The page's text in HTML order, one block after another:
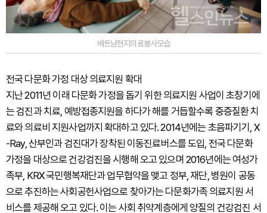
베트남현지의료봉사모습
전국 다문화 가정 대상 의료지원 확대
지난 2011년 이래 다문화 가정을 돕기 위한 의료지원 사업이 초창기에
는 검진과 치료, 예방접종지원을 하다가 해를 거듭할수록 중증질환 치
료와 의료비 지원사업까지 확대하고 있다. 2014년에는 초음파기기, X
-Ray, 산부인과 검진대가 장착된 이동진료버스를 도입, 전국 다문화
가정을 대상으로 건강검진을 시행해 오고 있으며 2016년에는 여성가
족부, KRX 국민행복재단과 업무협약을 맺고 정부, 재단, 병원이 공동
으로 추진하는 사회공헌사업으로 찾아가는 다문화가족 의료지원 서
비스를 제공해 오고 있다. 이는 사회 취약계층에게 양질의 건강검진 서